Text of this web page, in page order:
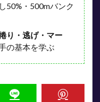
50%・500mバンク
り・逃げ・マー
の基本を学ぶ